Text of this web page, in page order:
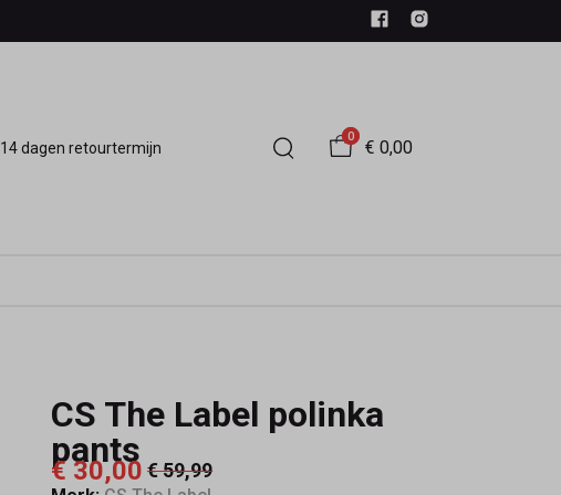
14 dagen retourtermijn
0
€ 0,00
CS The Label polinka
pants
€ 30,00 € 59,99